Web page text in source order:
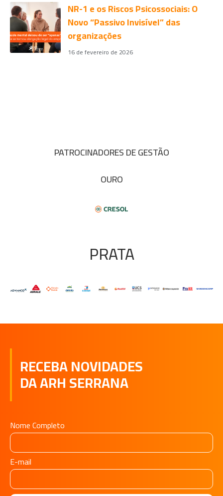
NR-1 e os Riscos Psicossociais: O
Novo “Passivo Invisível” das
organizações
16 de fevereiro de 2026
PATROCINADORES DE GESTÃO
OURO
PRATA
RECEBA NOVIDADES
DA ARH SERRANA
Nome Completo
E-mail